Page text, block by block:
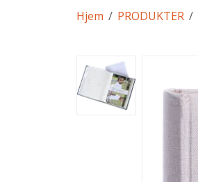
/
Hjem /
PRODUKTER